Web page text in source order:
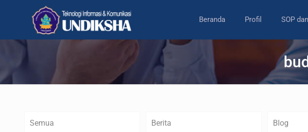
Beranda Profil SOP
Semua Berita Blog